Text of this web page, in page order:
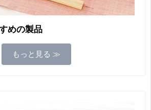
めの製品
もっと見る ≫